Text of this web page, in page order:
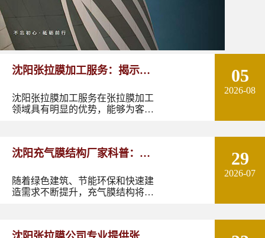
沈阳张拉膜加工服务：揭示张
拉膜加工的实用优势
沈阳张拉膜加工服务在张拉膜加工
领域具有明显的优势，能够为客户
发出独特的魅力。
05
2026-08
沈阳充气膜结构厂家科普：了
解充气膜建筑优势、价格及应
用领域
随着绿色建筑、节能环保和快速建
造需求不断提升，充气膜结构将在
29
2026-07